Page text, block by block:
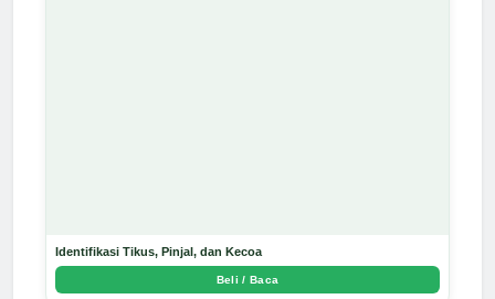
Identifikasi Tikus, Pinjal, dan Kecoa
Beli / Baca